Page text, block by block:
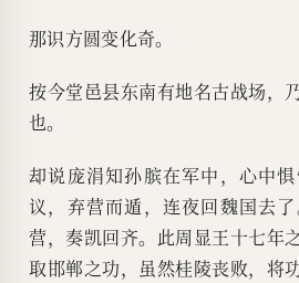
那识方圆变化奇。
按今堂邑县东南有地名古战场，
也。
却说庞涓知孙膑在军中，心中
议，弃营而遁，连夜回魏国去
营，奏凯回齐。此周显王十七年
取邯郸之功，虽然桂陵丧败，将